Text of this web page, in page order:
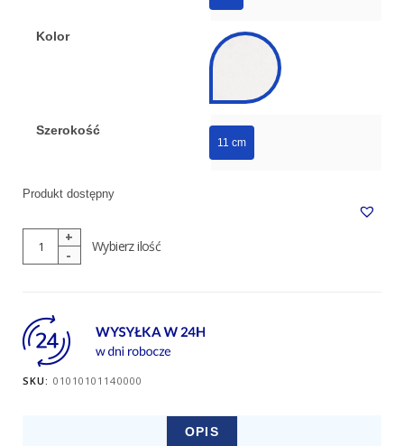
Kolor
Szerokość
11 cm
Produkt dostępny
Wybierz ilość
ilość
Bawełniany
SKU: 01010101140000
OPIS